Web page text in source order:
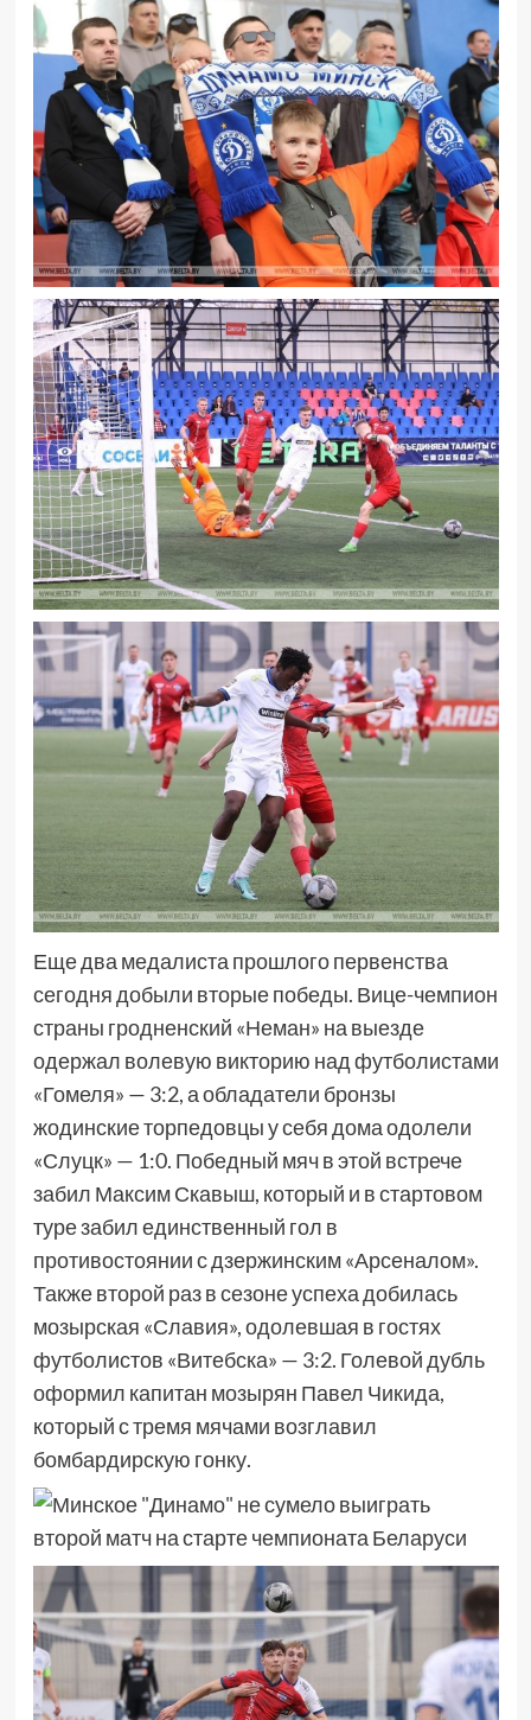
Еще два медалиста прошлого первенства
сегодня добыли вторые победы. Вице-чемпион
страны гродненский «Неман» на выезде
одержал волевую викторию над футболистами
«Гомеля» — 3:2, а обладатели бронзы
жодинские торпедовцы у себя дома одолели
«Слуцк» — 1:0. Победный мяч в этой встрече
забил Максим Скавыш, который и в стартовом
туре забил единственный гол в
противостоянии с дзержинским «Арсеналом».
Также второй раз в сезоне успеха добилась
мозырская «Славия», одолевшая в гостях
футболистов «Витебска» — 3:2. Голевой дубль
оформил капитан мозырян Павел Чикида,
который с тремя мячами возглавил
бомбардирскую гонку.